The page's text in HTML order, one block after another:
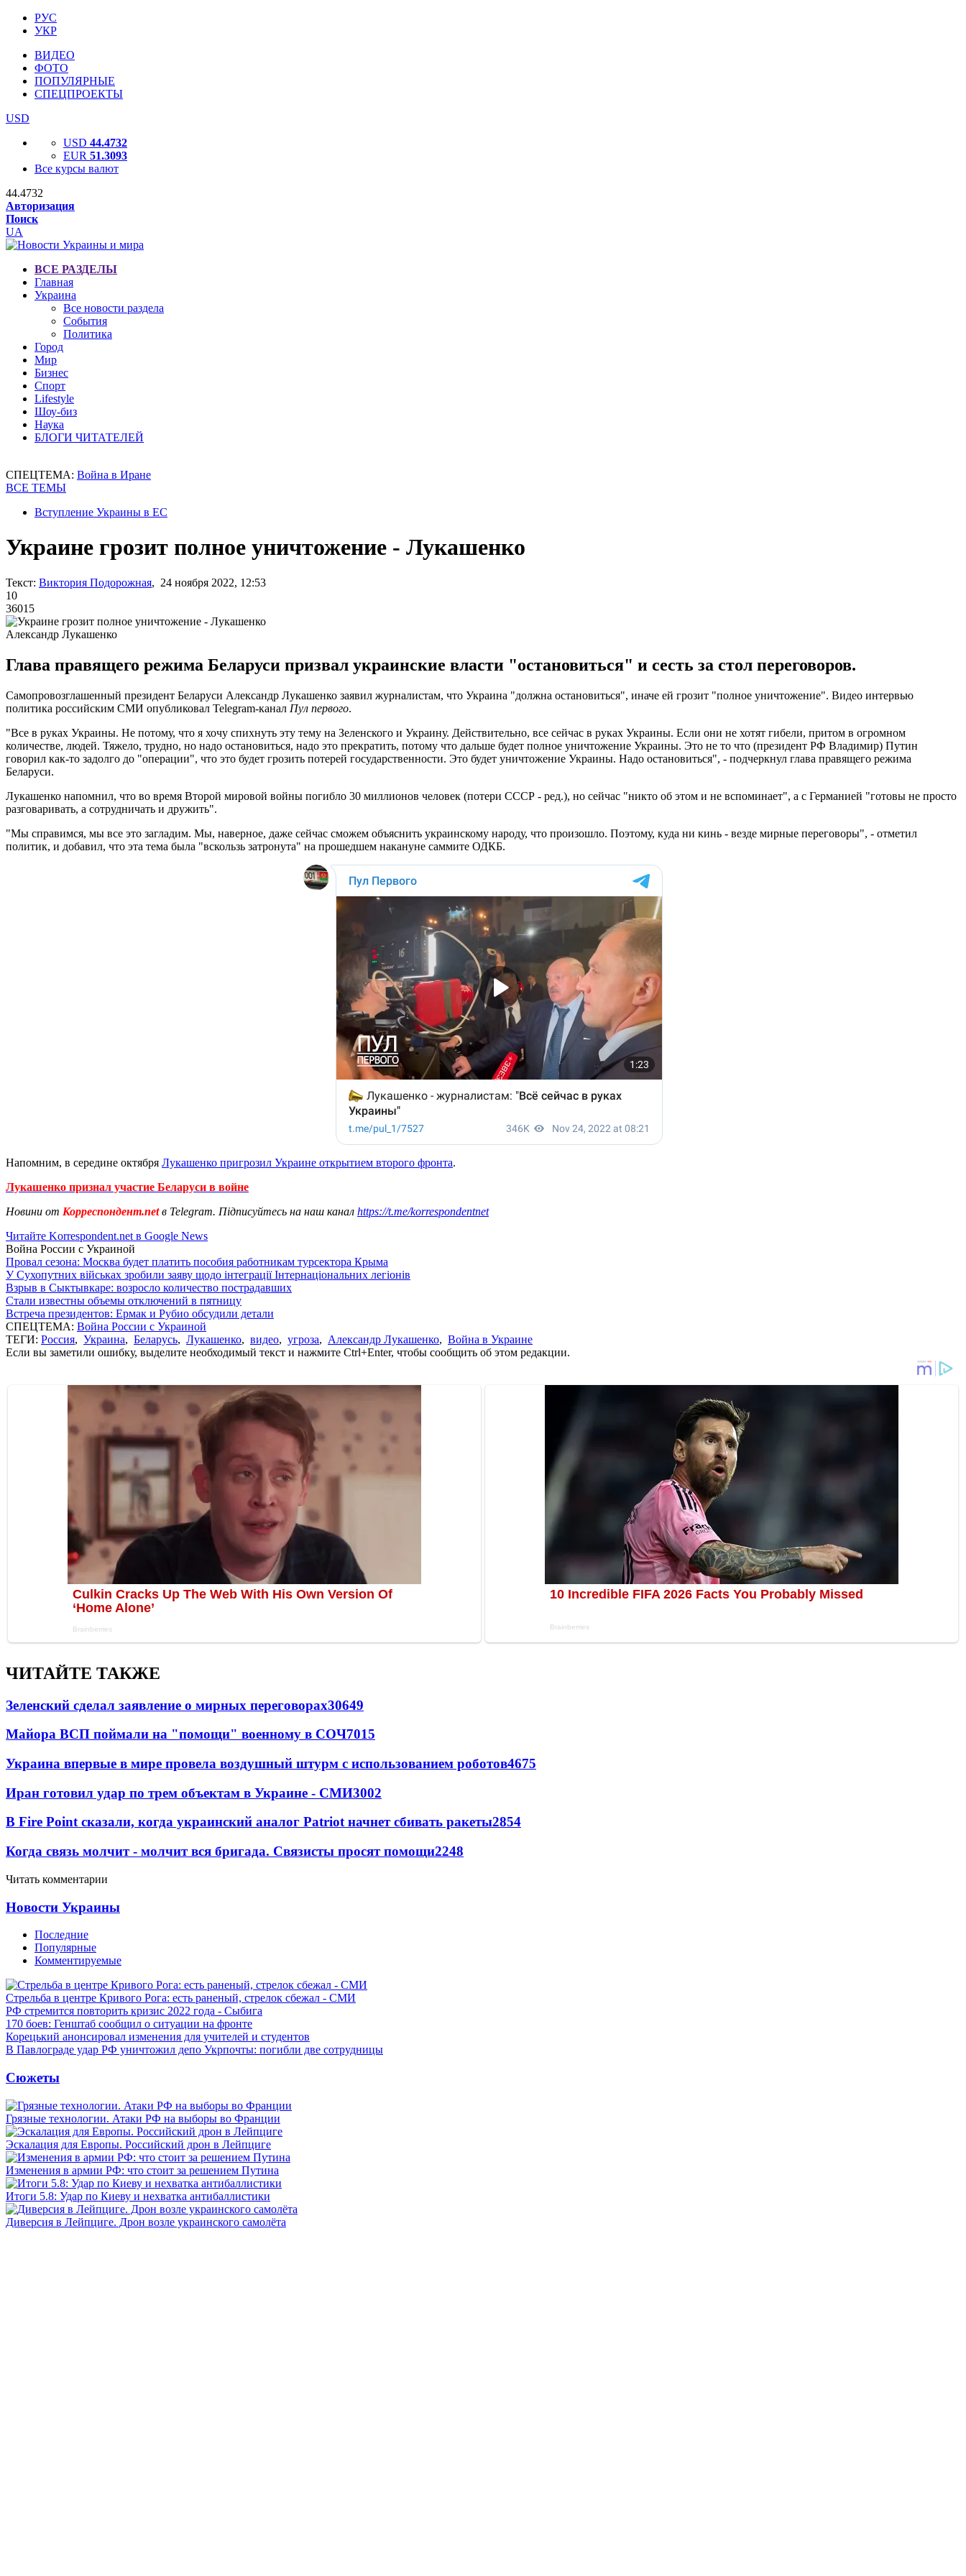
РУС
УКР
ВИДЕО
ФОТО
ПОПУЛЯРНЫЕ
СПЕЦПРОЕКТЫ
USD
USD 44.4732
EUR 51.3093
Все курсы валют
44.4732
Авторизация
Поиск
UA
ВСЕ РАЗДЕЛЫ
Главная
Украина
Все новости раздела
События
Политика
Город
Мир
Бизнес
Спорт
Lifestyle
Шоу-биз
Наука
БЛОГИ ЧИТАТЕЛЕЙ
СПЕЦТЕМА: Война в Иране
ВСЕ ТЕМЫ
Вступление Украины в ЕС
Украине грозит полное уничтожение - Лукашенко
Текст: Виктория Подорожная, 24 ноября 2022, 12:53
10
36015
Александр Лукашенко
Глава правящего режима Беларуси призвал украинские власти "остановиться" и сесть за стол переговоров.
Самопровозглашенный президент Беларуси Александр Лукашенко заявил журналистам, что Украина "должна остановиться", иначе ей грозит "полное уничтожение". Видео интервью
политика российским СМИ опубликовал Telegram-канал Пул первого.
"Все в руках Украины. Не потому, что я хочу спихнуть эту тему на Зеленского и Украину. Действительно, все сейчас в руках Украины. Если они не хотят гибели, притом в огромном
количестве, людей. Тяжело, трудно, но надо остановиться, надо это прекратить, потому что дальше будет полное уничтожение Украины. Это не то что (президент РФ Владимир) Путин
говорил как-то задолго до "операции", что это будет грозить потерей государственности. Это будет уничтожение Украины. Надо остановиться", - подчеркнул глава правящего режима
Беларуси.
Лукашенко напомнил, что во время Второй мировой войны погибло 30 миллионов человек (потери СССР - ред.), но сейчас "никто об этом и не вспоминает", а с Германией "готовы не просто
разговаривать, а сотрудничать и дружить".
"Мы справимся, мы все это загладим. Мы, наверное, даже сейчас сможем объяснить украинскому народу, что произошло. Поэтому, куда ни кинь - везде мирные переговоры", - отметил
политик, и добавил, что эта тема была "вскользь затронута" на прошедшем накануне саммите ОДКБ.
Напомним, в середине октября Лукашенко пригрозил Украине открытием второго фронта.
Лукашенко признал участие Беларуси в войне
Новини от Корреспондент.netв Telegram. Підписуйтесь на наш канал https://t.me/korrespondentnet
Читайте Korrespondent.net в Google News
Война России с Украиной
Провал сезона: Москва будет платить пособия работникам турсектора Крыма
У Сухопутних військах зробили заяву щодо інтеграції Інтернаціональних легіонів
Взрыв в Сыктывкаре: возросло количество пострадавших
Стали известны объемы отключений в пятницу
Встреча президентов: Ермак и Рубио обсудили детали
СПЕЦТЕМА: Война России с Украиной
ТЕГИ: Россия, Украина, Беларусь, Лукашенко, видео, угроза, Александр Лукашенко, Война в Украине
Если вы заметили ошибку, выделите необходимый текст и нажмите Ctrl+Enter, чтобы сообщить об этом редакции.
ЧИТАЙТЕ ТАКЖЕ
Зеленский сделал заявление о мирных переговорах30649
Майора ВСП поймали на "помощи" военному в СОЧ7015
Украина впервые в мире провела воздушный штурм с использованием роботов4675
Иран готовил удар по трем объектам в Украине - СМИ3002
В Fire Point сказали, когда украинский аналог Patriot начнет сбивать ракеты2854
Когда связь молчит - молчит вся бригада. Связисты просят помощи2248
Читать комментарии
Новости Украины
Последние
Популярные
Комментируемые
Стрельба в центре Кривого Рога: есть раненый, стрелок сбежал - СМИ
РФ стремится повторить кризис 2022 года - Сыбига
170 боев: Генштаб сообщил о ситуации на фронте
Корецький анонсировал изменения для учителей и студентов
В Павлограде удар РФ уничтожил депо Укрпочты: погибли две сотрудницы
Сюжеты
Грязные технологии. Атаки РФ на выборы во Франции
Эскалация для Европы. Российский дрон в Лейпциге
Изменения в армии РФ: что стоит за решением Путина
Итоги 5.8: Удар по Киеву и нехватка антибаллистики
Диверсия в Лейпциге. Дрон возле украинского самолёта